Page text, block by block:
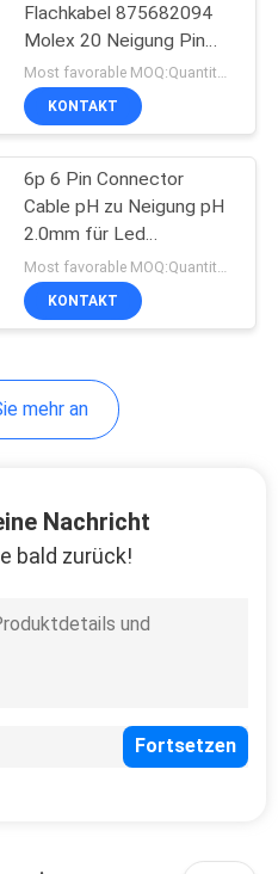
Flachkabel 875682094
Molex 20 Neigung Pin
2.0mm
Most favorable MOQ:Quantität kann verkäuflich sein
KONTAKT
6p 6 Pin Connector
Cable pH zu Neigung pH
2.0mm für Led
Bleischirm lvds
Anzeigenverbindungsstück
Most favorable MOQ:Quantität kann verkäuflich sein
KONTAKT
mehr an
Nachricht
bald zurück!